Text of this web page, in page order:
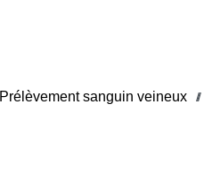
Prélèvement sanguin veineux ///